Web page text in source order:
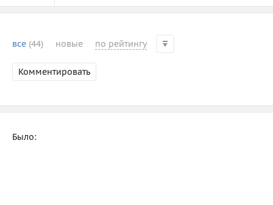
все (44) новые по рейтингу
Комментировать
Было: